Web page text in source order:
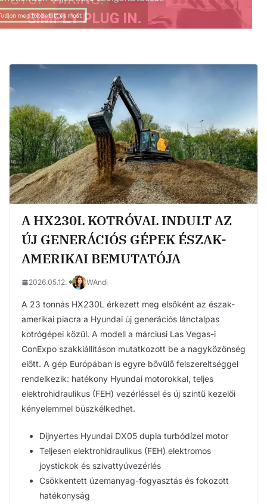
A HX230L KOTRÓVAL INDULT AZ
ÚJ GENERÁCIÓS GÉPEK ÉSZAK-
AMERIKAI BEMUTATÓJA
2026.05.12. WAndi
A 23 tonnás HX230L érkezett meg elsőként az észak-
amerikai piacra a Hyundai új generációs lánctalpas
kotrógépei közül. A modell a márciusi Las Vegas-i
ConExpo szakkiállításon mutatkozott be a nagyközönség
előtt. A gép Európában is egyre bővülő felszereltséggel
rendelkezik: hatékony Hyundai motorokkal, teljes
elektrohidraulikus (FEH) vezérléssel és új szintű kezelői
kényelemmel büszkélkedhet.
Díjnyertes Hyundai DX05 dupla turbódízel motor
Teljesen elektrohidraulikus (FEH) elektromos
joystickok és szivattyúvezérlés
Csökkentett üzemanyag-fogyasztás és fokozott
hatékonyság